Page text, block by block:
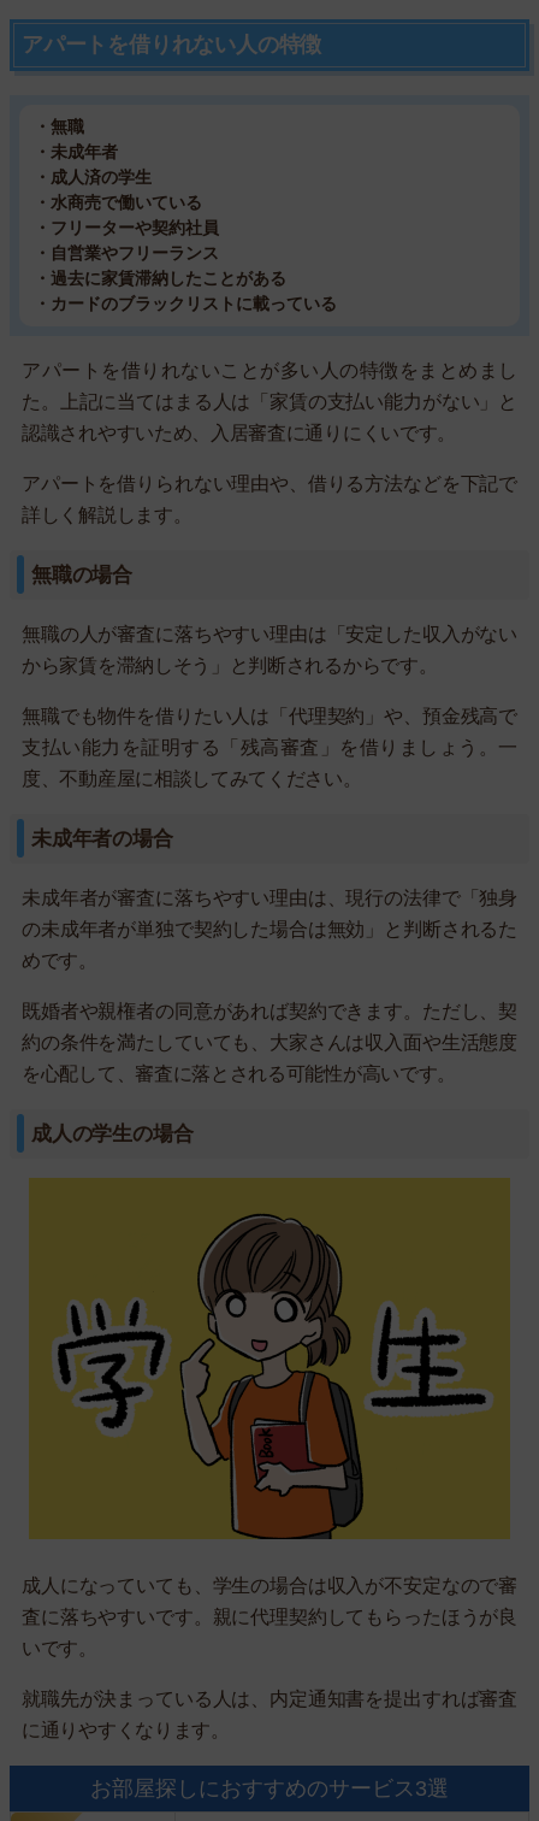
アパートを借りれない人の特徴
・無職
・未成年者
・成人済の学生
・水商売で働いている
・フリーターや契約社員
・自営業やフリーランス
・過去に家賃滞納したことがある
・カードのブラックリストに載っている
アパートを借りれないことが多い人の特徴をまとめまし
た。上記に当てはまる人は「家賃の支払い能力がない」と
認識されやすいため、入居審査に通りにくいです。
アパートを借りられない理由や、借りる方法などを下記で
詳しく解説します。
無職の場合
無職の人が審査に落ちやすい理由は「安定した収入がない
から家賃を滞納しそう」と判断されるからです。
無職でも物件を借りたい人は「代理契約」や、預金残高で
支払い能力を証明する「残高審査」を借りましょう。一
度、不動産屋に相談してみてください。
未成年者の場合
未成年者が審査に落ちやすい理由は、現行の法律で「独身
の未成年者が単独で契約した場合は無効」と判断されるた
めです。
既婚者や親権者の同意があれば契約できます。ただし、契
約の条件を満たしていても、大家さんは収入面や生活態度
を心配して、審査に落とされる可能性が高いです。
成人の学生の場合
成人になっていても、学生の場合は収入が不安定なので審
査に落ちやすいです。親に代理契約してもらったほうが良
いです。
就職先が決まっている人は、内定通知書を提出すれば審査
に通りやすくなります。
お部屋探しにおすすめのサービス3選